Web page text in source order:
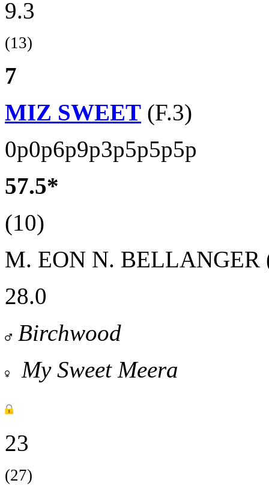
9.3
(13)
7
MIZ SWEET (F.3)
0p0p6p9p3p5p5p5p
57.5*
(10)
M. EON N. BELLANGER
28.0
Birchwood
My Sweet Meera
23
(27)